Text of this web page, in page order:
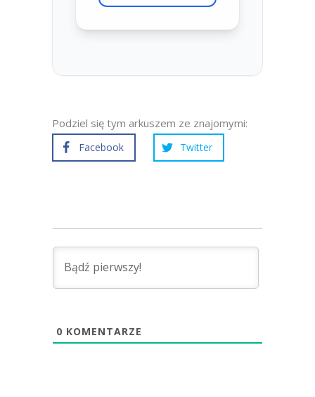
Podziel się tym arkuszem ze znajomymi:
Facebook Twitter
0 KOMENTARZE